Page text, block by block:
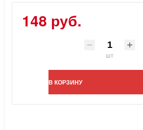
148 руб.
шт
В КОРЗИНУ